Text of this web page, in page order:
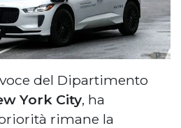
del Dipartimento
York City, ha
rimane la